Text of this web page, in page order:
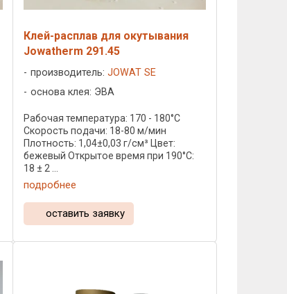
Клей-расплав для окутывания
Jowatherm 291.45
производитель: JOWAT SE
основа клея: ЭВА
Рабочая температура: 170 - 180°C
Скорость подачи: 18-80 м/мин
Плотность: 1,04±0,03 г/см³ Цвет:
бежевый Открытое время при 190°C:
18 ± 2 ...
подробнее
оставить заявку